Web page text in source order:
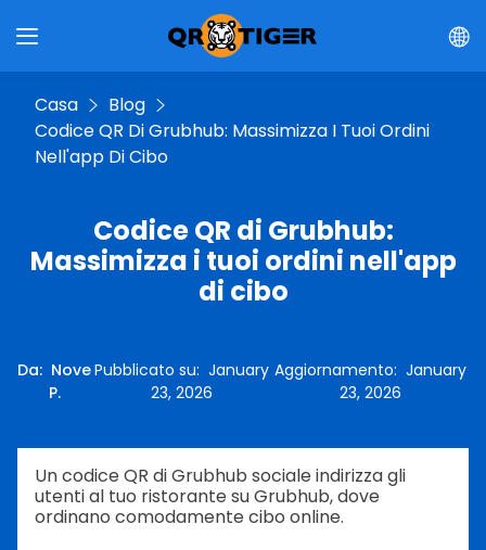
Casa
Blog
Codice QR Di Grubhub: Massimizza I Tuoi Ordini
Nell'app Di Cibo
Codice QR di Grubhub:
Massimizza i tuoi ordini nell'app
di cibo
Da: Nove
P.
Pubblicato su:January
23, 2026
Aggiornamento:January
23, 2026
Un codice QR di Grubhub sociale indirizza gli
utenti al tuo ristorante su Grubhub, dove
ordinano comodamente cibo online.